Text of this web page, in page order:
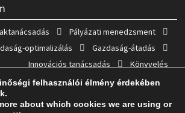
Pályázati menedzsment
optimalizálás
Gazdaság-átadás
Innovációs tanácsadás
Könyvelés
felhasználói élmény érdekében
about which cookies we are using or